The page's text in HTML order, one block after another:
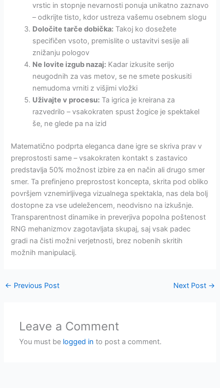
vrstic in stopnje nevarnosti ponuja unikatno zaznavo
– odkrijte tisto, kdor ustreza vašemu osebnem slogu
Določite tarče dobička: Takoj ko dosežete
specifičen vsoto, premislite o ustavitvi sesije ali
znižanju pologov
Ne lovite izgub nazaj: Kadar izkusite serijo
neugodnih za vas metov, se ne smete poskusiti
nemudoma vrniti z višjimi vložki
Uživajte v procesu: Ta igrica je kreirana za
razvedrilo – vsakokraten spust žogice je spektakel
še, ne glede pa na izid
Matematično podprta eleganca dane igre se skriva prav v
preprostosti same – vsakokraten kontakt s zastavico
predstavlja 50% možnost izbire za en način ali drugo smer
smer. Ta prefinjeno preprostost koncepta, skrita pod obliko
površjem vznemirljivega vizualnega spektakla, nas dela bolj
dostopne za vse udeležencem, neodvisno na izkušnje.
Transparentnost dinamike in preverjiva popolna poštenost
RNG mehanizmov zagotavljata skupaj, saj vsak padec
gradi na čisti možni verjetnosti, brez nobenih skritih
možnih manipulacij.
← Previous Post Next Post →
Leave a Comment
You must be logged in to post a comment.